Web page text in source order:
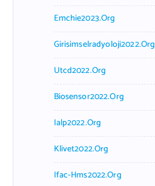
Emchie2023.org
Girisimselradyoloji2022.org
Utcd2022.org
Biosensor2022.org
Ialp2022.org
Klivet2022.org
Ifac-Hms2022.org